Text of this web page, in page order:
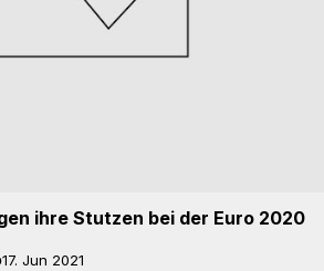
ihre Stutzen bei der Euro 2020
17. Jun 2021